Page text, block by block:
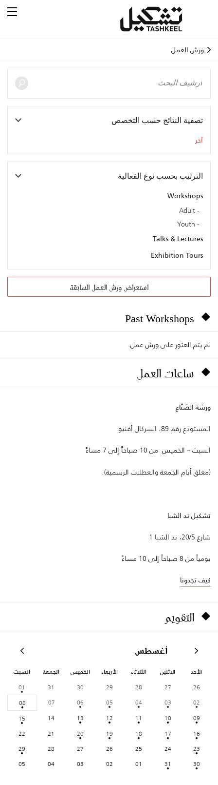
ورش العمل
تصفية النتائج حسب التخصص
آخر
الترتيب بحسب نوع الفعالية
Workshops
Adult
Youth
Talks & Lectures
Exhibition Tours
استعراض ورش العمل السابقة
Past Workshops
لم يتم العثور على ورش عمل.
ساعات العمل
ورشة الصُنّاع
المستودع رقم 89، السركال أفنيو
السبت – الخميس من 10 صباحاً إلى 7 مساءً
(مغلق أيام الجمعة والعطلات الرسمية).
تشكيل ند الشبا
شارع 20/5، ند الشبا 1
يومياً من 8 صباحاً إلى 10 مساءً
كيف تجدونا
التقويم
أغسطس
الأحد الاثنين الثلاثاء الأربعاء الخميس الجمعة السبت
26
27
28
29
30
31
01
02
03
04
05
06
07
08
09
10
11
12
13
14
15
16
17
18
19
20
21
22
23
24
25
26
27
28
29
30
31
01
02
03
04
05